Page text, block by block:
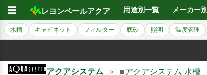
☰ レヨンベールアクア 用途別一覧 メーカー別
水槽 キャビネット フィルター 底砂 照明 温度管理
アクアシステム ＞ ■アクアシステム 水槽